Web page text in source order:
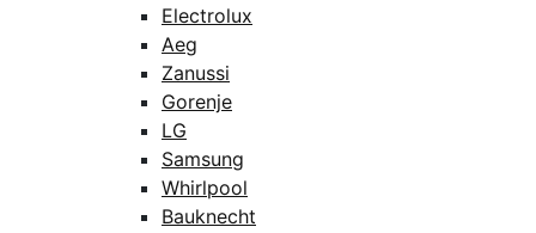
Electrolux
Aeg
Zanussi
Gorenje
LG
Samsung
Whirlpool
Bauknecht